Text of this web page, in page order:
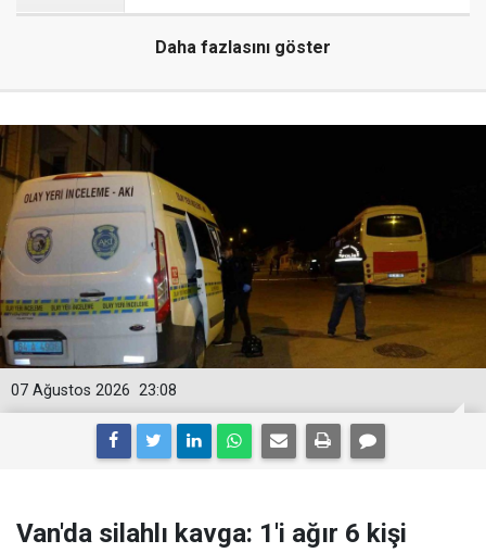
Daha fazlasını göster
23:08
07 Ağustos 2026
Van'da silahlı kavga: 1'i ağır 6 kişi